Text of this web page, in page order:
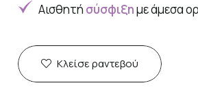
Αισθητή σύσφιξημε άμεσα
Κλείσε ραντεβού